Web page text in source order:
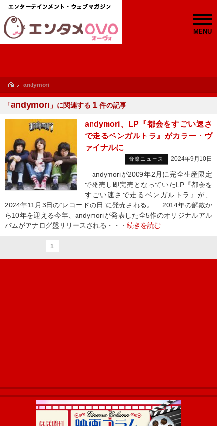
MENU
andymori
「andymori 」に関連する １ 件の記事
andymori、LP『都会をすごい速さ
で走るベンガルトラ』がカラー・ヴ
ァイナルに
音楽ニュース 2024年9月10日
andymoriが2009年2月に完全生産限定
で発売し即完売となっていたLP『都会を
すごい速さで走るベンガルトラ』が、
2024年11月3日の“レコードの日”に発売される。 2014年の解散か
ら10年を迎える今年、andymoriが発表した全5作のオリジナルアル
バムがアナログ盤リリースされる・・・ 続きを読む
1